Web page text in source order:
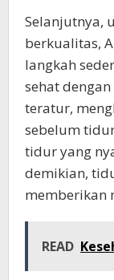
Selanjutnya,
berkualitas,
langkah
sehat
teratur,
sebelum
tidur yang
demikian,
memberikan
READ